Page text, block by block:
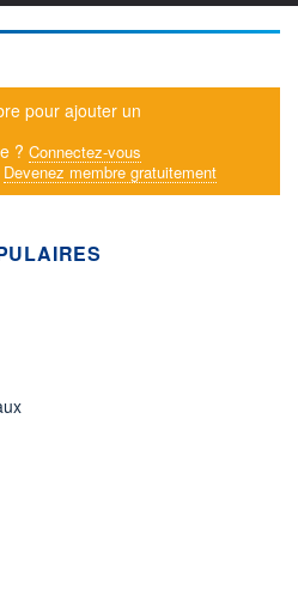
pour ajouter un
? Connectez-vous
Devenez membre gratuitement